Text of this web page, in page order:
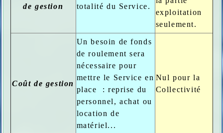
de gestion
totalité du Service.
exploitation
seulement.
Coût de gestion
Un besoin de fonds
de roulement sera
nécessaire pour
mettre le Service en
place : reprise du
personnel, achat ou
location de
matériel...
Nul pour la
Collectivité